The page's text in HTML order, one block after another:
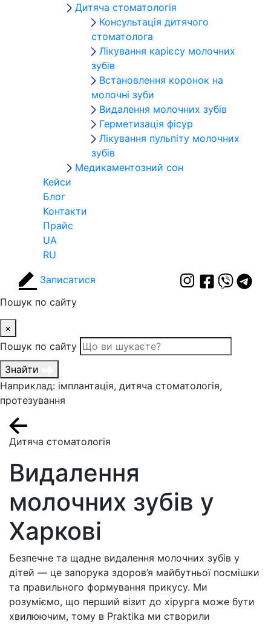
Дитяча стоматологія
Консультація дитячого
стоматолога
Лікування карієсу молочних
зубів
Встановлення коронок на
молочні зуби
Видалення молочних зубів
Герметизація фісур
Лікування пульпіту молочних
зубів
Медикаментозний сон
Кейси
Блог
Контакти
Прайс
UA
RU
Записатися
Пошук по сайту
×
Пошук по сайту
Знайти
Наприклад: імплантація, дитяча стоматологія,
протезування
Дитяча стоматологія
Видалення
молочних зубів у
Харкові
Безпечне та щадне видалення молочних зубів у
дітей — це запорука здоров’я майбутньої посмішки
та правильного формування прикусу. Ми
розуміємо, що перший візит до хірурга може бути
хвилюючим, тому в Praktika ми створили